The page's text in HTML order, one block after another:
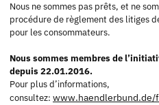
Nous ne sommes pas prêts, et ne
procédure de règlement des litiges
pour les consommateurs.
Nous sommes membres de
depuis 22.01.2016.
Pour plus d’informations,
consultez: www.haendlerbund.de/